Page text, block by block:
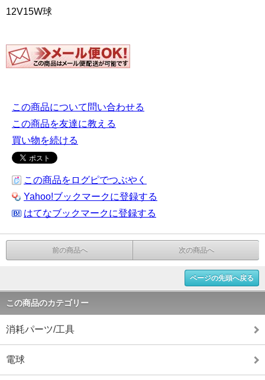
12V15W球
この商品について問い合わせる
この商品を友達に教える
買い物を続ける
この商品をログピでつぶやく
Yahoo!ブックマークに登録する
はてなブックマークに登録する
前の商品へ 次の商品へ
ページの先頭へ戻る
この商品のカテゴリー
消耗パーツ/工具
電球